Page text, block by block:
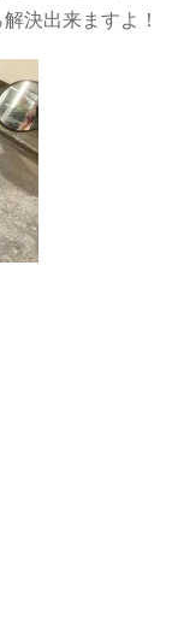
決出来ますよ！